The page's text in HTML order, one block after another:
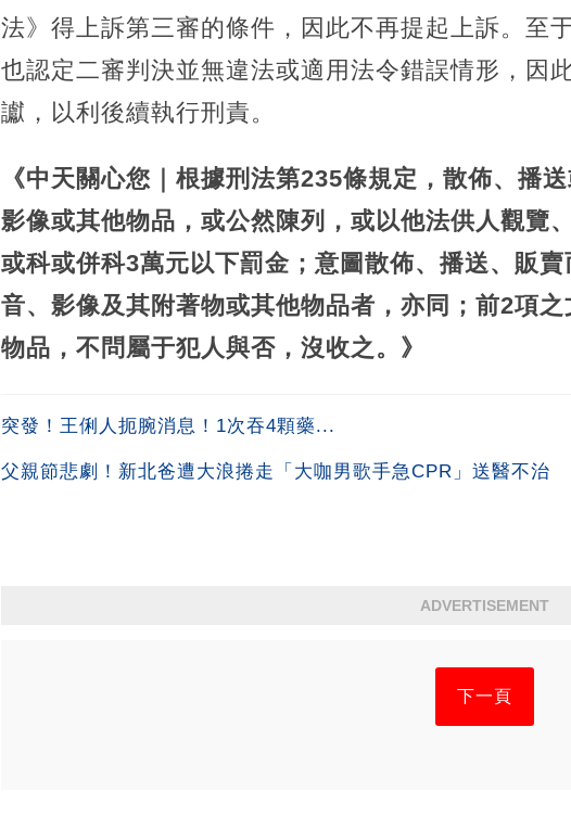
法》得上訴第三審的條件，因此不再提起上訴。至
也認定二審判決並無違法或適用法令錯誤情形，因
讞，以利後續執行刑責。
《中天關心您｜根據刑法第235條規定，散佈、播
影像或其他物品，或公然陳列，或以他法供人觀覽
或科或併科3萬元以下罰金；意圖散佈、播送、販
音、影像及其附著物或其他物品者，亦同；前2項
物品，不問屬于犯人與否，沒收之。》
突發！王俐人扼腕消息！1次吞4顆藥...
父親節悲劇！新北爸遭大浪捲走「大咖男歌手急CPR」送醫不治
ADVERTISEMENT
下一頁